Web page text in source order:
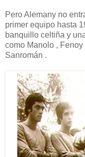
Pero Alemany no
primer equipo hasta
banquillo celtiña y
como Manolo ,
Sanromán .